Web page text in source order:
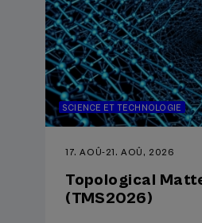
SCIENCE ET TECHNOLOGIE
17. AOÛ-21. AOÛ, 2026
Topological
(TMS2026)